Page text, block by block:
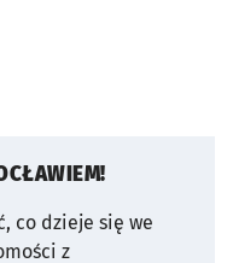
co dzieje się we
z